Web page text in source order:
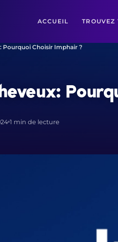
ACCUEIL TROUVEZ
Pourquoi Choisir Imphair ?
1 min de lecture